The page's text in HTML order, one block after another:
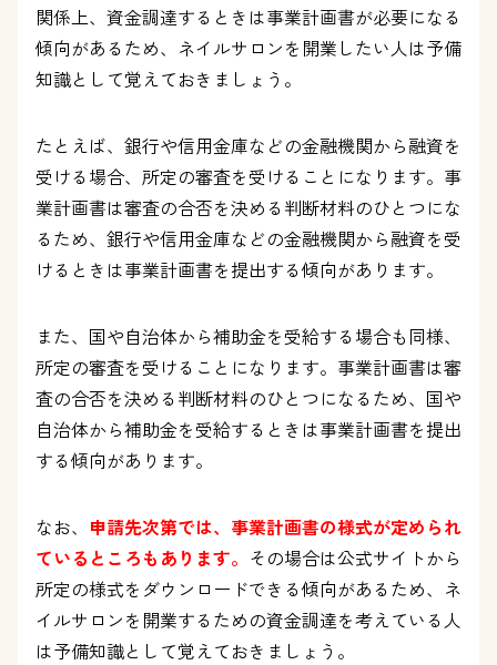
関係上、資金調達するときは事業計画書が必要になる
傾向があるため、ネイルサロンを開業したい人は予備
知識として覚えておきましょう。
たとえば、銀行や信用金庫などの金融機関から融資を
受ける場合、所定の審査を受けることになります。事
業計画書は審査の合否を決める判断材料のひとつにな
るため、銀行や信用金庫などの金融機関から融資を受
けるときは事業計画書を提出する傾向があります。
また、国や自治体から補助金を受給する場合も同様、
所定の審査を受けることになります。事業計画書は審
査の合否を決める判断材料のひとつになるため、国や
自治体から補助金を受給するときは事業計画書を提出
する傾向があります。
なお、 申請先次第では、事業計画書の様式が定められ
ているところもあります。 その場合は公式サイトから
所定の様式をダウンロードできる傾向があるため、ネ
イルサロンを開業するための資金調達を考えている人
は予備知識として覚えておきましょう。